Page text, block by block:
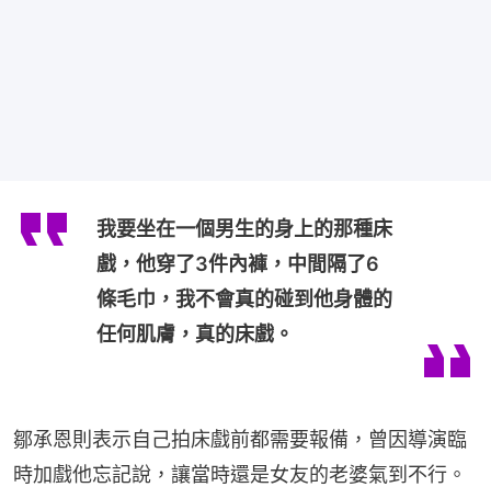
我要坐在一個男生的身上的那種床
戲，他穿了3件內褲，中間隔了6
條毛巾，我不會真的碰到他身體的
任何肌膚，真的床戲。
鄒承恩則表示自己拍床戲前都需要報備，曾因導演臨
時加戲他忘記說，讓當時還是女友的老婆氣到不行。